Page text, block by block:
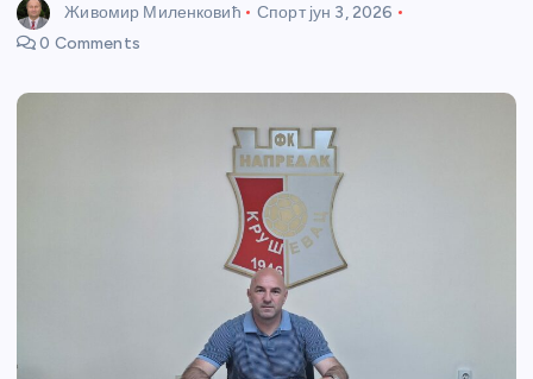
Живомир Миленковић Спорт јун 3, 2026
0 Comments